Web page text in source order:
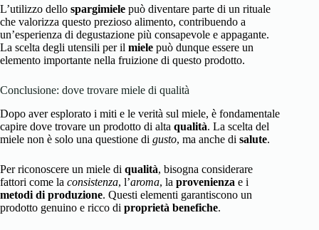
L’utilizzo dello spargimiele può diventare parte di un rituale
che valorizza questo prezioso alimento, contribuendo a
un’esperienza di degustazione più consapevole e appagante.
La scelta degli utensili per il miele può dunque essere un
elemento importante nella fruizione di questo prodotto.
Conclusione: dove trovare miele di qualità
Dopo aver esplorato i miti e le verità sul miele, è fondamentale
capire dove trovare un prodotto di alta qualità. La scelta del
miele non è solo una questione di gusto, ma anche di salute.
Per riconoscere un miele di qualità, bisogna considerare
fattori come la consistenza, l’aroma, la provenienza e i
metodi di produzione. Questi elementi garantiscono un
prodotto genuino e ricco di proprietà benefiche.